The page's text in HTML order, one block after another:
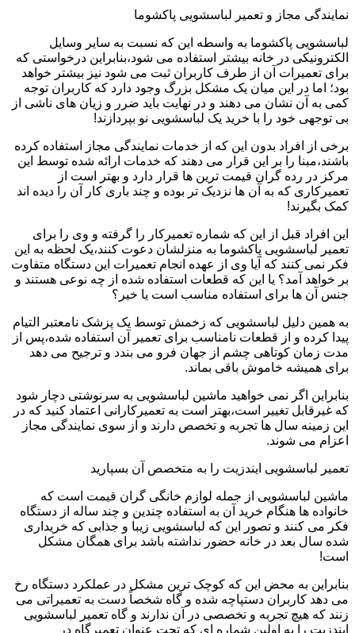
نمایندگی مجاز و تعمیر لباسشویی پاکشوما
لباسشویی پاکشوما به واسطه این که نسبت به سایر وسایل
الکترونیکی در خانه بیشتر استفاده می شود،بنابراین درخواستی که
برای تعمیرات آن از طرف کاربران ثبت می شود نیز بیشتر خواهد
بود؛ اما در این میان یک مشکل بزرگ وجود دارد که کاربران توجه
کمی به آن نشان می دهند و در نهایت باید ضرر و زیان های ناشی از
بی توجهی خود را با خرید یک لباسشویی نو بپردازند!
برخی از افراد بدون این که از خدمات نمایندگی مجاز استفاده کرده
باشند،مبنا را بر این قرار می دهند که خدمات ارائه شده توسط این
مرکز در رده گران قیمت ترین ها قرار دارد و بهتر است از
تعمیرکاری که به آن ها نزدیک تر بوده و چند باری کار آن را دیده اند
کمک بگیرند!
این افراد قبل از این که شماره تعمیرکار را گرفته و وی را برای
تعمیر لباسشویی پاکشوما به منزلشان دعوت کنند،یک لحظه به این
فکر نمی کنند که آیا وی از عهده انجام تعمیرات این دستگاه متفاوت
بر خواهد آمد؟ یا این که قطعات استفاده شده از چه نوعی هستند و
جنس آن ها برای استفاده مناسب است یا خیر؟
به همین دلیل لباسشویی که زخمش توسط یک پزشک نامعتبر التیام
پیدا کرده و از قطعات نامناسب برای تعمیر آن استفاده شده،پس از
مدت زمان کوتاهی چشم از جهان فرو می بندد و ترجیح می دهد
برای همیشه خاموش باقی بماند.
بنابراین اگر نمی خواهید ماشین لباسشویی به سرنوشتی دچار شود
که غیرقابل تغییر است،بهتر است به تعمیرکارانی اعتماد کنید که در
این زمینه سال ها تجربه و تخصص دارند و از سوی نمایندگی مجاز
اعزام می شوند.
تعمیر لباسشویی ایندزیت را به متخصص آن بسپارید
ماشین لباسشویی از جمله لوازم خانگی گران قیمت است که
خانواده ها هنگام خرید آن به استفاده چندین و چند ساله از دستگاه
فکر می کنند و تصور این که لباسشویی زیبا و جذابی که خریداری
شده سال بعد در خانه حضور نداشته باشد برای همگان مشکل
است!
بنابراین به محض این که کوچک ترین مشکل در عملکرد دستگاه رخ
می دهد کاربران دستپاچه شده و گاه شخصاً دست به تعمیراتی می
زنند که هیچ تجربه و تخصصی در آن ندارند و گاه تعمیر لباسشویی
ایندزیت را به اولین شماره ای که تحت عنوان تعمیرگاه در